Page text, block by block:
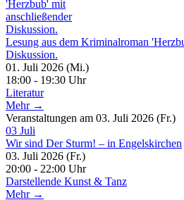
Lesung aus dem Kriminalroman
Diskussion.
01. Juli 2026 (Mi.)
18:00 - 19:30 Uhr
Literatur
Mehr →
Veranstaltungen am 03. Juli 2026 (Fr.)
03 Juli
Wir sind Der Sturm! – in Engelskirchen
03. Juli 2026 (Fr.)
20:00 - 22:00 Uhr
Darstellende Kunst & Tanz
Mehr →